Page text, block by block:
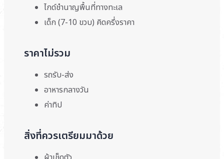
ไกด์ชำนาญพื้นที่ทางทะเล
เด็ก (7-10 ขวบ) คิดครึ่งราคา
ราคาไม่รวม
รถรับ-ส่ง
อาหารกลางวัน
ค่าทิป
สิ่งที่ควรเตรียมมาด้วย